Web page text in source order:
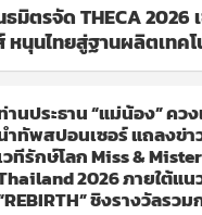
มิตรจัด THECA 2026
หนุนไทยสู่ฐานผลิตเทค
านประธาน “แม่น้อง” คว
ำทัพสปอนเซอร์ แถลงข่า
วทีรักษ์โลก Miss &
2026 ภายใต้แ
ชิงรางวัลรวม